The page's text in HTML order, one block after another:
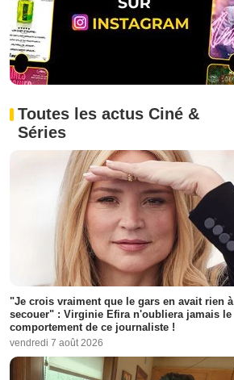
Toutes les actus Ciné &
Séries
"Je crois vraiment que le gars en avait rien à
secouer" : Virginie Efira n'oubliera jamais le
comportement de ce journaliste !
vendredi 7 août 2026